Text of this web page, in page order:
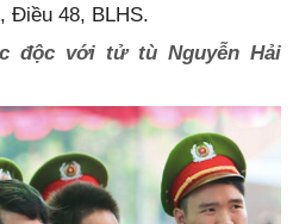
Điều 48, BLHS.
độc với tử tù Nguyễn Hải